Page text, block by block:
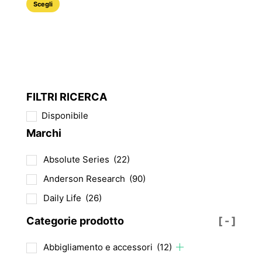
Scegli
Questo
opzioni
possono
essere
scelte
pagina
del
prodotto
FILTRI RICERCA
Disponibile
Marchi
Absolute Series (22)
Anderson Research (90)
Daily Life (26)
Categorie prodotto [ - ]
Abbigliamento e accessori (12)